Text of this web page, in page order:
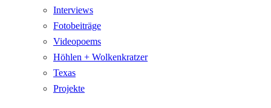
Interviews
Fotobeiträge
Videopoems
Höhlen + Wolkenkratzer
Texas
Projekte